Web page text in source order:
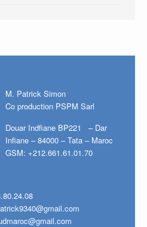
M. Patrick Simon
Co production PSPM Sarl
Douar Indfiane BP221 – Dar
Infiane – 84000 – Tata – Maroc
GSM: +212.661.61.01.70